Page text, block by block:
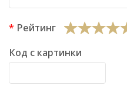
Рейтинг
Код с картинки